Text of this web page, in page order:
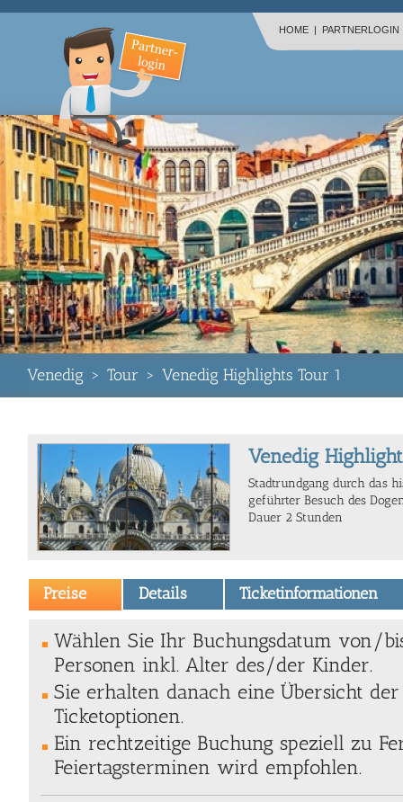
HOME | PARTNERLOGIN
Venedig > Tour > Venedig Highlights Tour 1
Venedig
Stadtrundgang durch das
geführter Besuch des
Dauer 2 Stunden
Preise Details Ticketinformationen
Wählen Sie Ihr Buchungsdatum von/
Personen inkl. Alter des/der Kinder.
Sie erhalten danach eine Übersicht
Ticketoptionen.
Ein rechtzeitige Buchung speziell zu
Feiertagsterminen wird empfohlen.